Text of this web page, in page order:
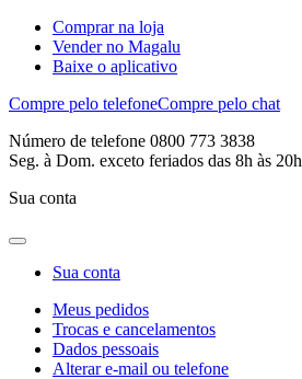
Comprar na loja
Vender no Magalu
Baixe o aplicativo
Compre pelo telefoneCompre pelo chat
Número de telefone 0800 773 3838
Seg. à Dom. exceto feriados das 8h às 20h
Sua conta
Sua conta
Meus pedidos
Trocas e cancelamentos
Dados pessoais
Alterar e-mail ou telefone